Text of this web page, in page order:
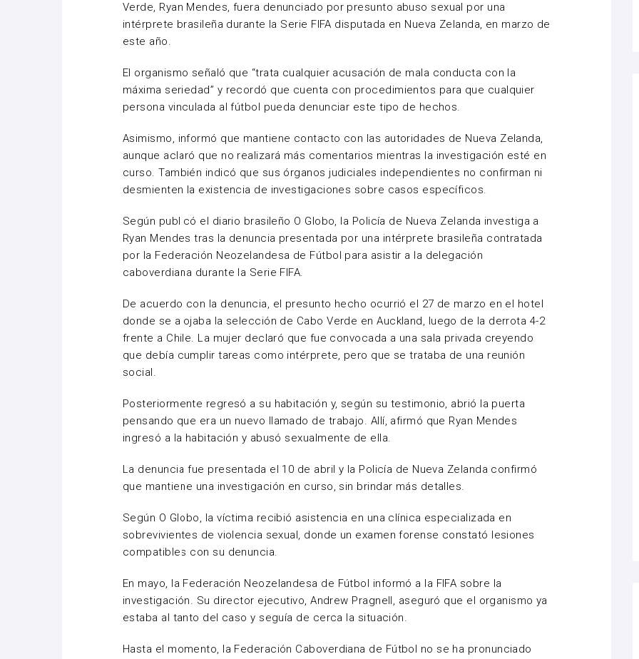
Verde, Ryan Mendes, fuera denunciado por presunto abuso sexual por una
intérprete brasileña durante la Serie FIFA disputada en Nueva Zelanda, en marzo de
este año.
El organismo señaló que “trata cualquier acusación de mala conducta con la
máxima seriedad” y recordó que cuenta con procedimientos para que cualquier
persona vinculada al fútbol pueda denunciar este tipo de hechos.
Asimismo, informó que mantiene contacto con las autoridades de Nueva Zelanda,
aunque aclaró que no realizará más comentarios mientras la investigación esté en
curso. También indicó que sus órganos judiciales independientes no confirman ni
desmienten la existencia de investigaciones sobre casos específicos.
Según publicó el diario brasileño O Globo, la Policía de Nueva Zelanda investiga a
Ryan Mendes tras la denuncia presentada por una intérprete brasileña contratada
por la Federación Neozelandesa de Fútbol para asistir a la delegación
caboverdiana durante la Serie FIFA.
De acuerdo con la denuncia, el presunto hecho ocurrió el 27 de marzo en el hotel
donde se alojaba la selección de Cabo Verde en Auckland, luego de la derrota 4-2
frente a Chile. La mujer declaró que fue convocada a una sala privada creyendo
que debía cumplir tareas como intérprete, pero que se trataba de una reunión
social.
Posteriormente regresó a su habitación y, según su testimonio, abrió la puerta
pensando que era un nuevo llamado de trabajo. Allí, afirmó que Ryan Mendes
ingresó a la habitación y abusó sexualmente de ella.
La denuncia fue presentada el 10 de abril y la Policía de Nueva Zelanda confirmó
que mantiene una investigación en curso, sin brindar más detalles.
Según O Globo, la víctima recibió asistencia en una clínica especializada en
sobrevivientes de violencia sexual, donde un examen forense constató lesiones
compatibles con su denuncia.
En mayo, la Federación Neozelandesa de Fútbol informó a la FIFA sobre la
investigación. Su director ejecutivo, Andrew Pragnell, aseguró que el organismo ya
estaba al tanto del caso y seguía de cerca la situación.
Hasta el momento, la Federación Caboverdiana de Fútbol no se ha pronunciado